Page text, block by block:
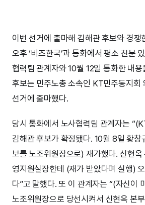
이번 선거에 출마해 김해관 후보와 경쟁
오후 ‘비즈한국’과 통화에서 평소 친분
협력팀 관계자와 10월 12일 통화한 내
후보는 민주노총 소속인 KT민주동지회
선거에 출마했다.
당시 통화에서 노사협력팀 관계자는
김해관 후보가 확정됐다. 10월 8일 황창
보를 노조위원장으로) 재가했다. 신현옥
영지원실장한테 (재가 받았다며 실행)
다”고 말했다. 또 이 관계자는 “(자신이
노조위원장으로 당선시켜서 신현옥 본